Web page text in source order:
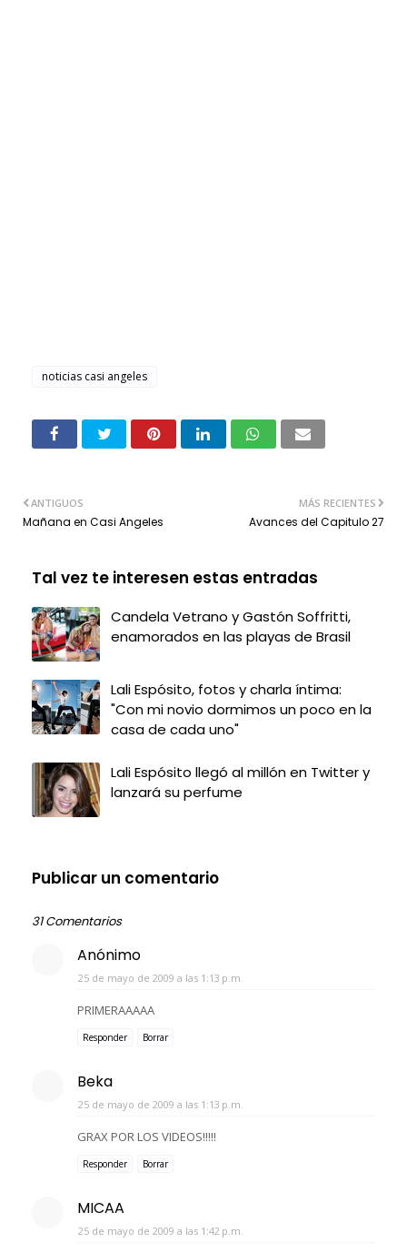
noticias casi angeles
MÁS RECIENTES
Avances del Capitulo 27
ANTIGUOS
Mañana en Casi Angeles
Tal vez te interesen estas entradas
Candela Vetrano y Gastón Soffritti,
enamorados en las playas de Brasil
Lali Espósito, fotos y charla íntima:
"Con mi novio dormimos un poco en la
casa de cada uno"
Lali Espósito llegó al millón en Twitter y
lanzará su perfume
Publicar un comentario
31 Comentarios
Anónimo
25 de mayo de 2009 a las 1:13 p.m.
PRIMERAAAAA
Responder Borrar
Beka
25 de mayo de 2009 a las 1:13 p.m.
GRAX POR LOS VIDEOS!!!!!
Responder Borrar
MICAA
25 de mayo de 2009 a las 1:42 p.m.